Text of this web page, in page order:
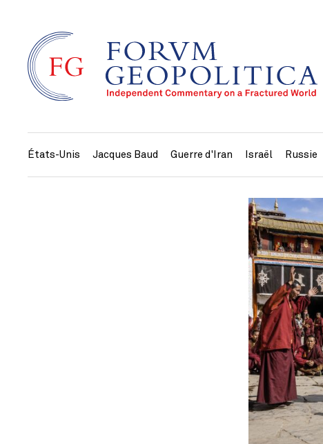
États-Unis Jacques Baud Guerre d'Iran Israël Russie